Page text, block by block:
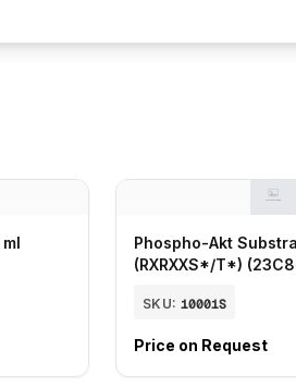
Phospho-Akt
(RXRXXS*/T*)
SKU: 10001S
Price on Request